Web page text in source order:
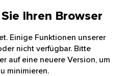
Ihren Browser
Einige Funktionen unserer
nicht verfügbar. Bitte
auf eine neuere Version, um
minimieren.